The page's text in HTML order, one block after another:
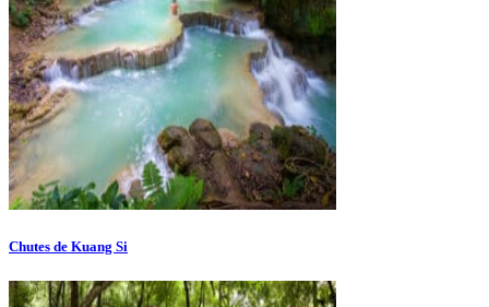
Chutes de Kuang Si